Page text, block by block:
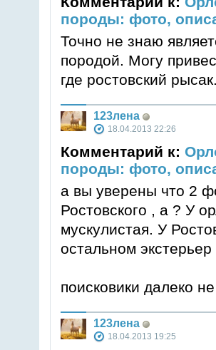
породы: фото,
Точно не знаю
породой. Могу
где ростовский
123лена
18.04.2013 22:26
Комментарий к:
породы: фото,
а вы уверены что 2
Ростовского , а ? У
мускулистая. У
остальном
поисковики далеко
123лена
18.04.2013 19:25